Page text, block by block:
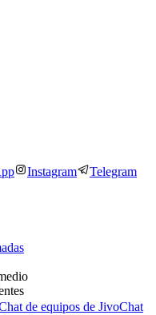
Instagram Telegram
de equipos de JivoChat